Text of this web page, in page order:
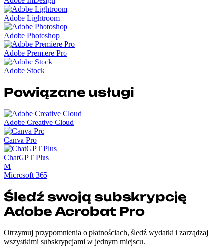
Adobe Lightroom
Adobe Photoshop
Adobe Premiere Pro
Adobe Stock
Powiązane usługi
Adobe Creative Cloud
Canva Pro
ChatGPT Plus
M
Microsoft 365
Śledź swoją subskrypcję
Adobe Acrobat Pro
Otrzymuj przypomnienia o płatnościach, śledź wydatki i zarządzaj
wszystkimi subskrypcjami w jednym miejscu.